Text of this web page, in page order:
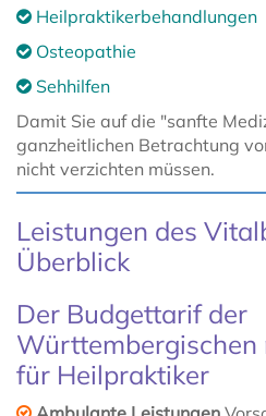
Heilpraktikerbehandlungen
Osteopathie
Sehhilfen
Damit Sie auf die "sanfte
ganzheitlichen Betrachtung
nicht verzichten müssen.
Leistungen des
Überblick
Der Budgettarif der
Württembergischen
für Heilpraktiker